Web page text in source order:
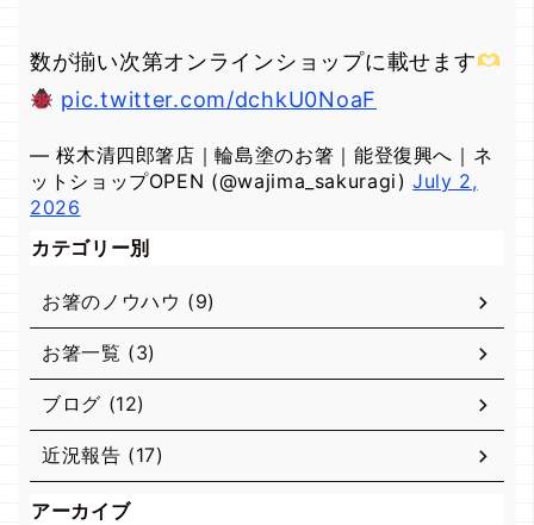
数が揃い次第オンラインショップに載せます
pic.twitter.com/dchkU0NoaF
— 桜木清四郎箸店｜輪島塗のお箸｜能登復興へ｜ネ
ットショップOPEN (@wajima_sakuragi)July 2,
2026
カテゴリー別
お箸のノウハウ (9)
お箸一覧 (3)
ブログ (12)
近況報告 (17)
アーカイブ